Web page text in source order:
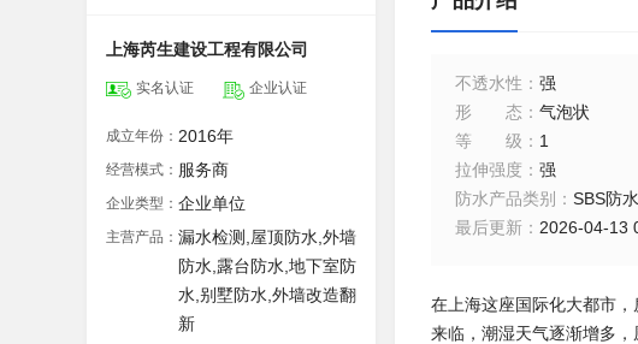
上海芮生建设工程有限公司
实名认证 企业认证
成立年份： 2016年
经营模式： 服务商
企业类型： 企业单位
主营产品： 漏水检测,屋顶防水,外墙
防水,露台防水,地下室防
水,别墅防水,外墙改造翻
新
不透水性 ： 强
形态 ： 气泡状
等级 ： 1
拉伸强度 ： 强
防水产品类别 ： SBS防
最后更新 ： 2026-04-13
在上海这座国际化大都市
来临，潮湿天气逐渐增多